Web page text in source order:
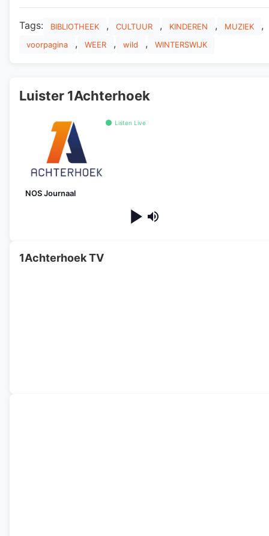
Tags: BIBLIOTHEEK , CULTUUR , KINDEREN , MUZIEK ,
voorpagina , WEER , wild , WINTERSWIJK
Luister 1Achterhoek
Listen Live
NOS Journaal
1Achterhoek TV